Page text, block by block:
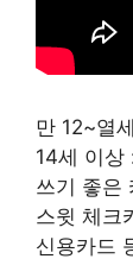
만 12~열
14세 이상
쓰기 좋은
스윗 체크
신용카드